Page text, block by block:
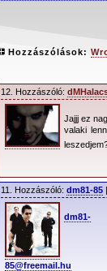
Hozzászólások:
12. Hozzászóló:
Jajjj ez
valaki
11. Hozzászóló: dm81-85
dm81-
85@freemail.hu